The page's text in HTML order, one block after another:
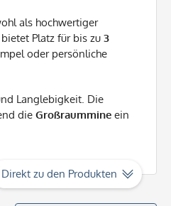
als hochwertiger
Platz für bis zu 3
oder persönliche
Langlebigkeit. Die
die Großraummine ein
Direkt zu den Produkten